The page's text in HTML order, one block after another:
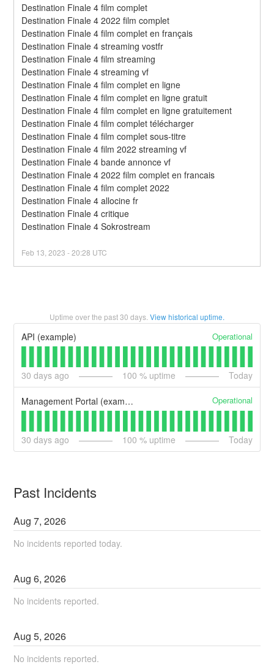
Destination Finale 4 film complet
Destination Finale 4 2022 film complet
Destination Finale 4 film complet en français
Destination Finale 4 streaming vostfr
Destination Finale 4 film streaming
Destination Finale 4 streaming vf
Destination Finale 4 film complet en ligne
Destination Finale 4 film complet en ligne gratuit
Destination Finale 4 film complet en ligne gratuitement
Destination Finale 4 film complet télécharger
Destination Finale 4 film complet sous-titre
Destination Finale 4 film 2022 streaming vf
Destination Finale 4 bande annonce vf
Destination Finale 4 2022 film complet en francais
Destination Finale 4 film complet 2022
Destination Finale 4 allocine fr
Destination Finale 4 critique
Destination Finale 4 Sokrostream
Feb 13 ,2023 -20:28 UTC
Uptime over the past30 days. View historical uptime.
API (example) Operational
30 days ago 100 % uptime Today
Management Portal (example) Operational
30 days ago 100 % uptime Today
Past Incidents
Aug7,2026
No incidents reported today.
Aug6,2026
No incidents reported.
Aug5,2026
No incidents reported.